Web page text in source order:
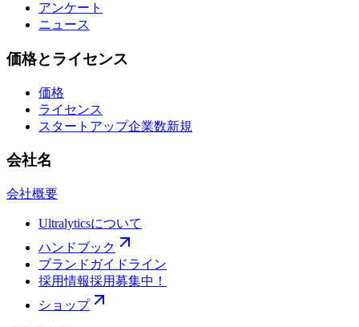
アンケート
ニュース
価格とライセンス
価格
ライセンス
スタートアップ企業数新規
会社名
会社概要
Ultralyticsについて
ハンドブック
ブランドガイドライン
採用情報採用募集中！
ショップ